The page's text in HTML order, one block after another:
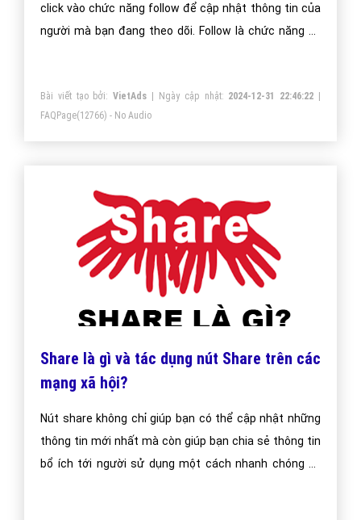
click vào chức năng follow để cập nhật thông tin của
người mà bạn đang theo dõi. Follow là chức năng vô
Bài viết tạo bởi:VietAds | Ngày cập nhật: 2024-12-31 22:46:22
FAQPage(12766) - No Audio
Share là gì và tác dụng nút Share trên các
mạng xã hội?
Nút share không chỉ giúp bạn có thể cập nhật những
thông tin mới nhất mà còn giúp bạn chia sẻ thông tin
bổ ích tới người sử dụng một cách nhanh chóng và